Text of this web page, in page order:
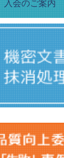
入会のご案内